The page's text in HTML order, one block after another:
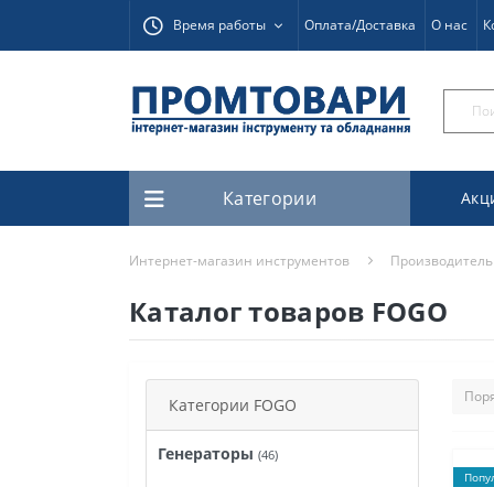
Время работы Оплата/Доставка О нас
Категории
Интернет-магазин инструментов Производитель
Каталог товаров FOGO
Категории FOGO
Генераторы (46)